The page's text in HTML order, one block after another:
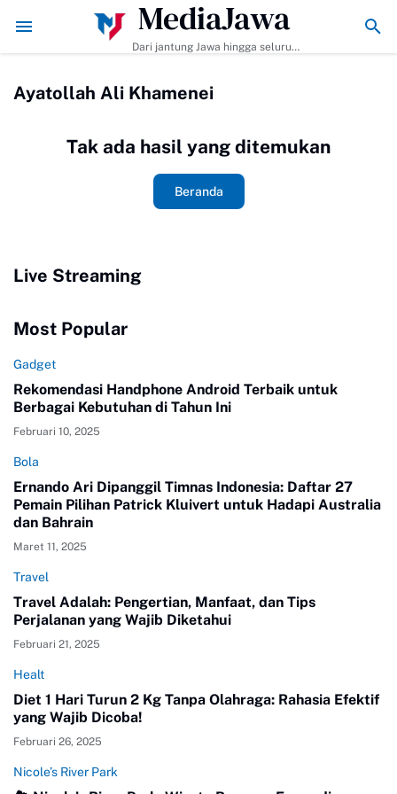
dan Tips Agar Bumbunya Meresap Sempurna! Ekonomi
MediaJawa
Dari jantung Jawa hingga seluruh
unik, dan analisis tajam. Cepat
Ayatollah Ali Khamenei
Tak ada hasil yang ditemukan
Beranda
Live Streaming
Most Popular
Gadget
Rekomendasi Handphone Android Terbaik untuk
Berbagai Kebutuhan di Tahun Ini
Februari 10, 2025
Bola
Ernando Ari Dipanggil Timnas Indonesia: Daftar 27
Pemain Pilihan Patrick Kluivert untuk Hadapi Australia
dan Bahrain
Maret 11, 2025
Travel
Travel Adalah: Pengertian, Manfaat, dan Tips
Perjalanan yang Wajib Diketahui
Februari 21, 2025
Healt
Diet 1 Hari Turun 2 Kg Tanpa Olahraga: Rahasia Efektif
yang Wajib Dicoba!
Februari 26, 2025
Nicole’s River Park